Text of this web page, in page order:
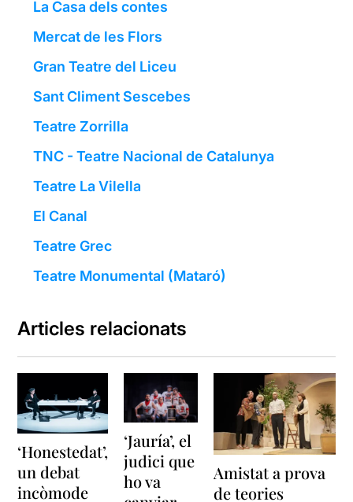
La Casa dels contes
Mercat de les Flors
Gran Teatre del Liceu
Sant Climent Sescebes
Teatre Zorrilla
TNC - Teatre Nacional de Catalunya
Teatre La Vilella
El Canal
Teatre Grec
Teatre Monumental (Mataró)
Articles relacionats
‘Honestedat’,
un debat
incòmode
‘Jauría’, el
judici que
ho va
Amistat a prova
de teories